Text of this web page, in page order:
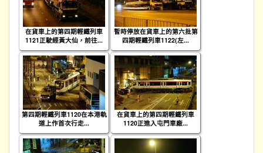
在貨車上的第四期輕鐵列車
1121正駛經黃大仙，前往...
暫時停放在貨車上的第六批第
四期輕鐵列車1122(左...
第四期輕鐵列車1120在本港軌
道上作首次行走...
在貨車上的第四期輕鐵列車
1120正進入屯門車廠...